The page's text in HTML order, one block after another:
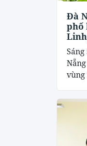
Đà
phố
vùng